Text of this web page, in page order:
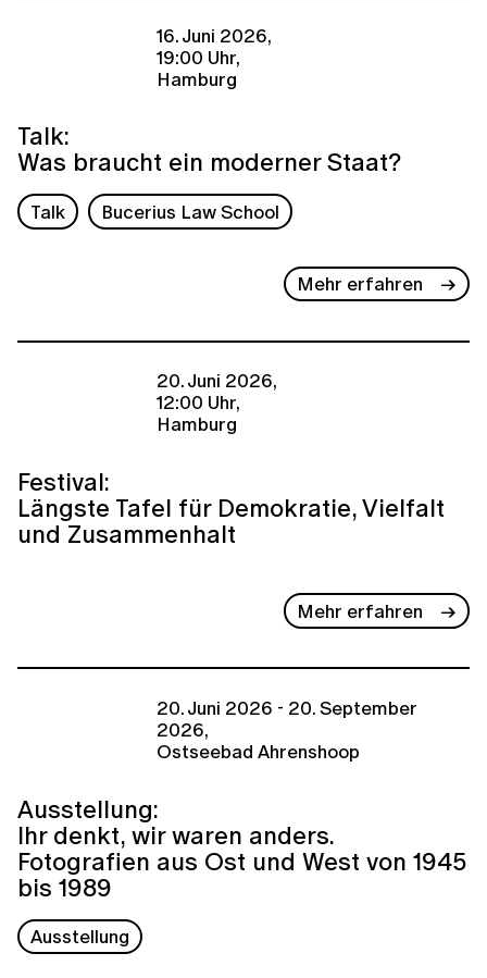
16. Juni 2026,
19:00 Uhr,
Hamburg
Talk:
Was braucht ein moderner Staat?
Talk Bucerius Law School
Mehr erfahren
20. Juni 2026,
12:00 Uhr,
Hamburg
Festival:
Längste Tafel für Demokratie, Vielfalt
und Zusammenhalt
Mehr erfahren
20. Juni 2026 - 20. September
2026,
Ostseebad Ahrenshoop
Ausstellung:
Ihr denkt, wir waren anders.
Fotografien aus Ost und West von 1945
bis 1989
Ausstellung